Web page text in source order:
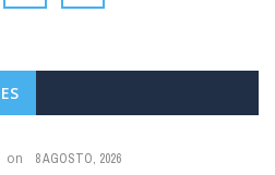
8 AGOSTO, 2026